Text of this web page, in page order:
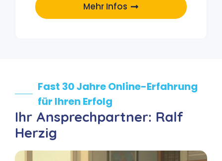
Mehr Infos
Fast 30 Jahre Online-Erfahrung
für Ihren Erfolg
Ihr Ansprechpartner: Ralf
Herzig